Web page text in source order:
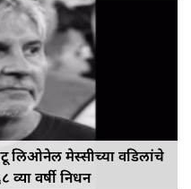
लिओनेल मेस्सीच्या वडिलांचे
व्या वर्षी निधन